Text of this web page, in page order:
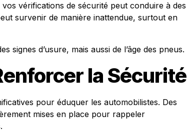
vérifications de sécurité peut conduire à des
survenir de manière inattendue, surtout en
signes d’usure, mais aussi de l’âge des pneus.
la Sécurité
pour éduquer les automobilistes. Des
mises en place pour rappeler